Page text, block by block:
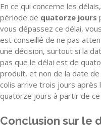
En ce qui concerne les
période de quatorze jours
vous dépassez ce délai,
est conseillé de ne pas
une décision, surtout si la
pas que le délai est de
produit, et non de la date
colis arrive trois jours après
quatorze jours à partir de ce
Conclusion sur le